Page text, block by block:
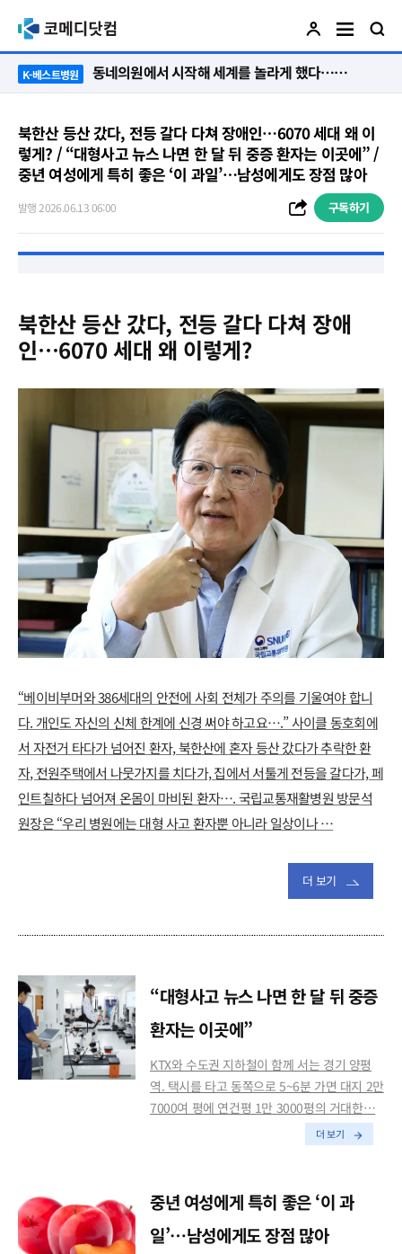
K-베스트병원 동네의원에서 시작해 세계를 놀라게 했다…관악구 50년 병원의 기적
북한산 등산 갔다, 전등 갈다 다쳐 장애인…6070 세대 왜 이
렇게? / “대형사고 뉴스 나면 한 달 뒤 중증 환자는 이곳에” /
중년 여성에게 특히 좋은 ‘이 과일’…남성에게도 장점 많아
발행 2026.06.13 06:00 구독하기
북한산 등산 갔다, 전등 갈다 다쳐 장애
인…6070 세대 왜 이렇게?
“베이비부머와 386세대의 안전에 사회 전체가 주의를 기울여야 합니
다. 개인도 자신의 신체 한계에 신경 써야 하고요….” 사이클 동호회에
서 자전거 타다가 넘어진 환자, 북한산에 혼자 등산 갔다가 추락한 환
자, 전원주택에서 나뭇가지를 치다가, 집에서 서툴게 전등을 갈다가, 페
인트칠하다 넘어져 온몸이 마비된 환자…. 국립교통재활병원 방문석
원장은 “우리 병원에는 대형 사고 환자뿐 아니라 일상이나 …
더 보기
“대형사고 뉴스 나면 한 달 뒤 중증
환자는 이곳에”
KTX와 수도권 지하철이 함께 서는 경기 양평
역. 택시를 타고 동쪽으로 5~6분 가면 대지 2만
7000여 평에 연건평 1만 3000평의 거대한…
더 보기
중년 여성에게 특히 좋은 ‘이 과
일’…남성에게도 장점 많아